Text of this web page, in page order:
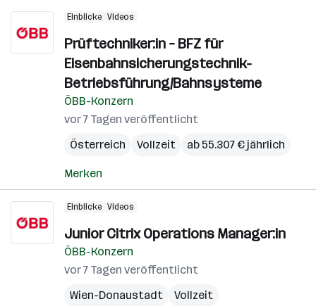
Einblicke Videos
Prüftechniker:in – BFZ für
Eisenbahnsicherungstechnik-
Betriebsführung/Bahnsysteme
ÖBB-Konzern
vor 7 Tagen veröffentlicht
Österreich
Vollzeit ab 55.307 € jährlich
Merken
Einblicke Videos
Junior Citrix Operations Manager:in
ÖBB-Konzern
vor 7 Tagen veröffentlicht
Wien-Donaustadt
Vollzeit